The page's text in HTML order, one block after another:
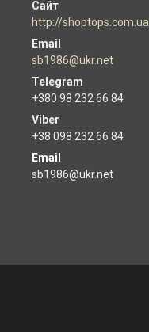
http://shoptops.com.ua
sb1986@ukr.net
+380 98 232 66 84
+38 098 232 66 84
Email
sb1986@ukr.net